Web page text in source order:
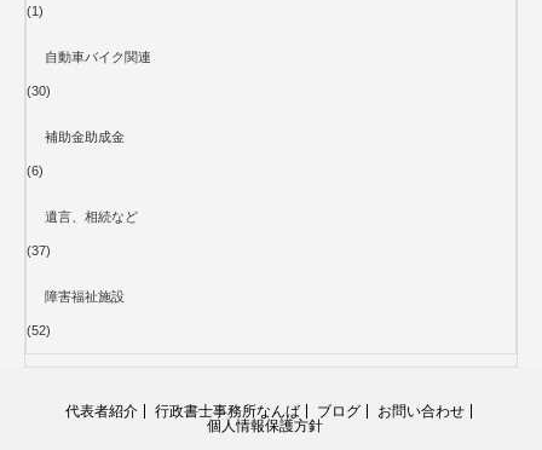
(1)
自動車バイク関連
(30)
補助金助成金
(6)
遺言、相続など
(37)
障害福祉施設
(52)
代表者紹介 行政書士事務所なんば ブログ
お問い合わせ
個人情報保護方針